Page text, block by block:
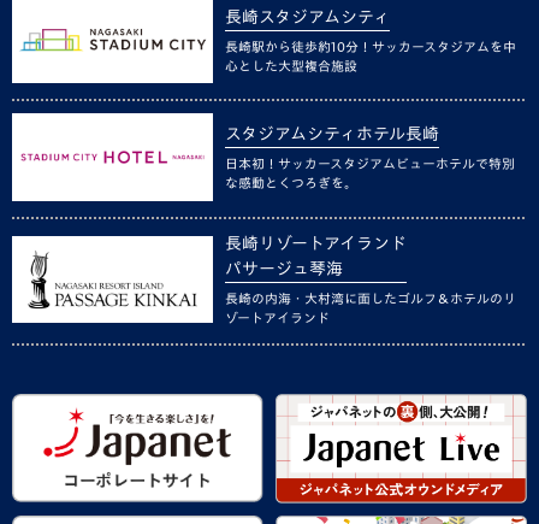
長崎スタジアムシティ
長崎駅から徒歩約10分！サッカースタジアムを中
心とした大型複合施設
スタジアムシティホテル長崎
日本初！サッカースタジアムビューホテルで特別
な感動とくつろぎを。
長崎リゾートアイランド
パサージュ琴海
長崎の内海・大村湾に面したゴルフ＆ホテルのリ
ゾートアイランド